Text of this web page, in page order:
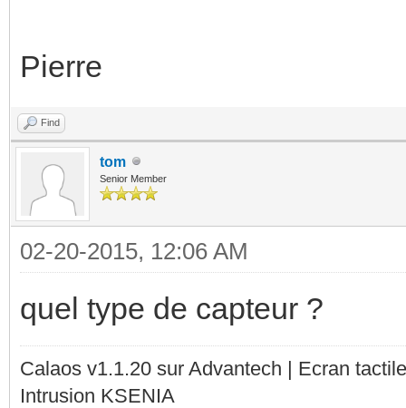
Pierre
Find
tom
Senior Member
02-20-2015, 12:06 AM
quel type de capteur ?
Calaos v1.1.20 sur Advantech | Ecran
Intrusion KSENIA